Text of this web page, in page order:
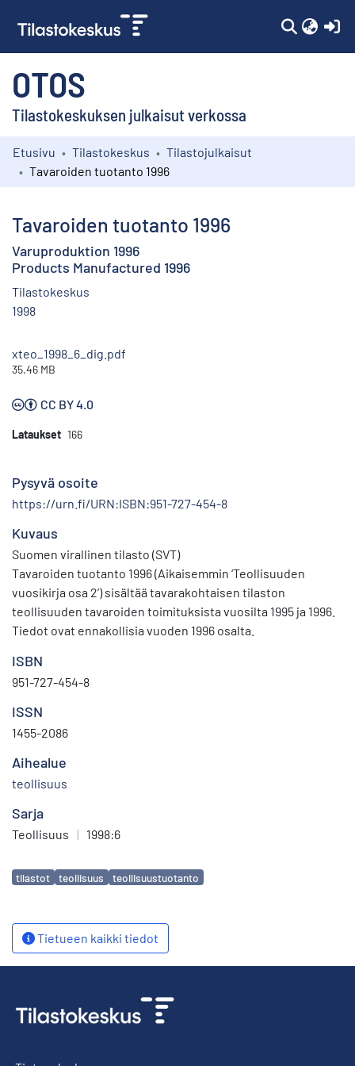
OTOS
Tilastokeskuksen julkaisut verkossa
Kokoelmat
Etusivu Tilastokeskus
Tilastojulkaisut
Tavaroiden tuotanto 1996
Tavaroiden tuotanto 1996
Varuproduktion 1996
Products Manufactured 1996
Tilastokeskus
1998
xteo_1998_6_dig.pdf
35.46 MB
CC BY 4.0
Lataukset 166
Pysyvä osoite
https://urn.fi/URN:ISBN:951-727-454-8
Kuvaus
Suomen virallinen tilasto (SVT)
Tavaroiden tuotanto 1996 (Aikaisemmin ‘Teollisuuden
vuosikirja osa 2’) sisältää tavarakohtaisen tilaston
teollisuuden tavaroiden toimituksista vuosilta 1995 ja 1996.
Tiedot ovat ennakollisia vuoden 1996 osalta.
ISBN
951-727-454-8
ISSN
1455-2086
Aihealue
teollisuus
Sarja
Teollisuus | 1998:6
Avainsanat
tilastot teollisuus teollisuustuotanto
Tietueen kaikki tiedot